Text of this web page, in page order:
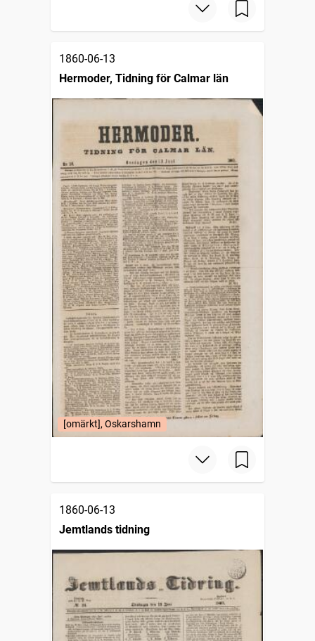
1860-06-13
Hermoder, Tidning för Calmar län
[omärkt], Oskarshamn
1860-06-13
Jemtlands tidning